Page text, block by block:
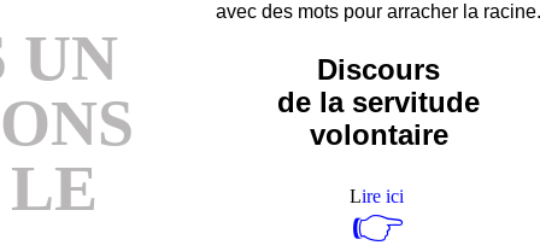
UN
avec des mots pour arracher la racine.
Discours
de la servitude
volontaire
Lire ici
👉